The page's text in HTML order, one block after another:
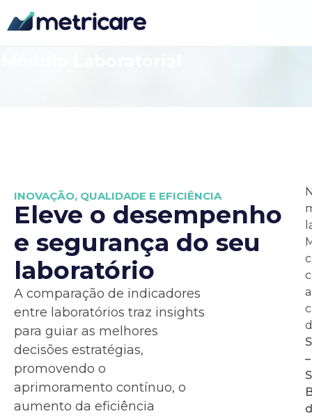
INOVAÇÃO, QUALIDADE E EFICIÊNCIA
Eleve o desempenho
e segurança do seu
laboratório
A comparação de indicadores
entre laboratórios traz insights
para guiar as melhores
decisões estratégias,
promovendo o
aprimoramento contínuo, o
aumento da eficiência
a
–